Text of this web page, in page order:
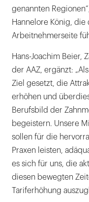
genannten
Hannelore König,
Arbeitnehmerseite
Hans-Joachim Beier,
der AAZ, ergänzt:
Ziel gesetzt, die
erhöhen und
Berufsbild der
begeistern. Unsere
sollen für die
Praxen leisten,
es sich für uns, die
diesen bewegten
Tariferhöhung